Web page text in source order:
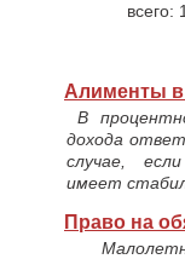
всего: 1
Алименты в
В
дохода
случае,
имеет
Право на